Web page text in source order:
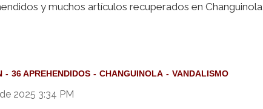
y muchos artículos recuperados en Changuinola
36 APREHENDIDOS CHANGUINOLA VANDALISMO
2025 3:34 PM